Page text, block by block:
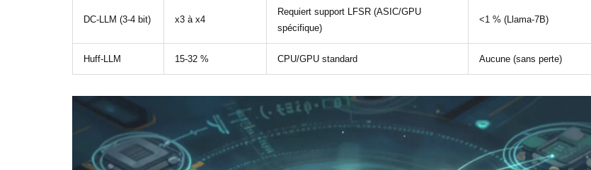
DC-LLM (3-4 bit) x3 à x4
Requiert support LFSR (ASIC/GPU
spécifique)
<1 % (Llama-7B)
Huff-LLM 15-32 % CPU/GPU standard Aucune (sans perte)